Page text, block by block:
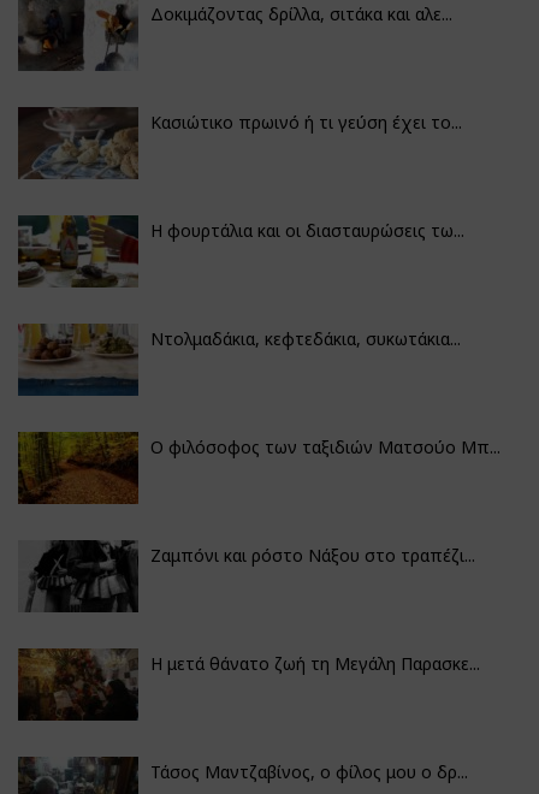
Δοκιμάζοντας δρίλλα, σιτάκα και αλε...
Κασιώτικο πρωινό ή τι γεύση έχει το...
Η φουρτάλια και οι διασταυρώσεις τω...
Ντολμαδάκια, κεφτεδάκια, συκωτάκια...
Ο φιλόσοφος των ταξιδιών Ματσούο Μπ...
Ζαμπόνι και ρόστο Νάξου στο τραπέζι...
Η μετά θάνατο ζωή τη Μεγάλη Παρασκε...
Τάσος Μαντζαβίνος, ο φίλος μου ο δρ...